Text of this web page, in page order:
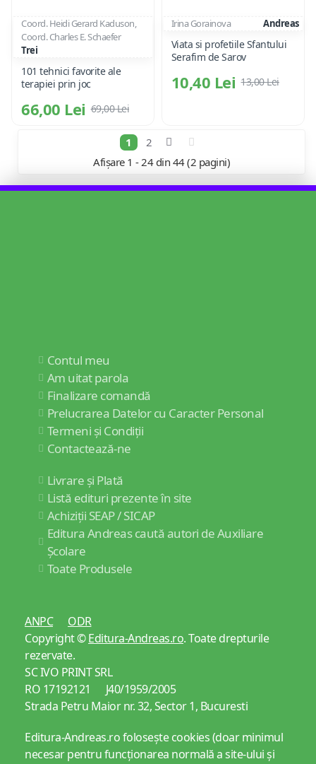
Coord. Heidi Gerard Kaduson,
Coord. Charles E. Schaefer
Trei
101 tehnici favorite ale
terapiei prin joc
66,00 Lei 69,00 Lei
Irina Gorainova Andreas
Viata si profetiile Sfantului
Serafim de Sarov
10,40 Lei 13,00 Lei
1
2
Afișare 1 - 24 din 44 (2 pagini)
Contul meu
Am uitat parola
Finalizare comandă
Prelucrarea Datelor cu Caracter Personal
Termeni și Condiții
Contactează-ne
Livrare și Plată
Listă edituri prezente în site
Achiziții SEAP / SICAP
Editura Andreas caută autori de Auxiliare
Școlare
Toate Produsele
ANPC
ODR
Copyright ©Editura-Andreas.ro. Toate drepturile
rezervate.
SC IVO PRINT SRL
RO 17192121 J40/1959/2005
Strada Petru Maior nr. 32, Sector 1, Bucuresti
Editura-Andreas.ro folosește cookies (doar minimul
necesar pentru funcționarea normală a site-ului și